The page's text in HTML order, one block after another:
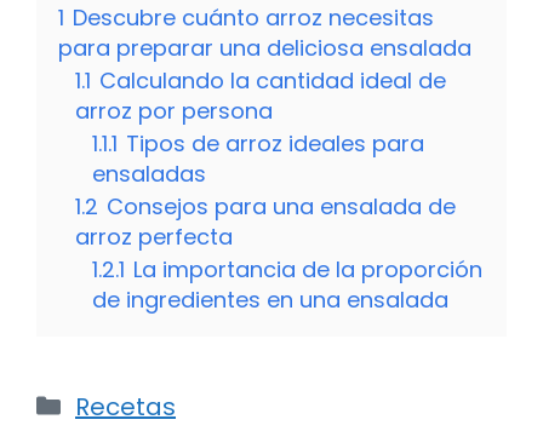
1 Descubre cuánto arroz necesitas
para preparar una deliciosa ensalada
1.1 Calculando la cantidad ideal de
arroz por persona
1.1.1 Tipos de arroz ideales para
ensaladas
1.2 Consejos para una ensalada de
arroz perfecta
1.2.1 La importancia de la proporción
de ingredientes en una ensalada
Categorías
Recetas